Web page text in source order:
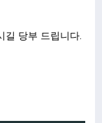
길 당부 드립니다.